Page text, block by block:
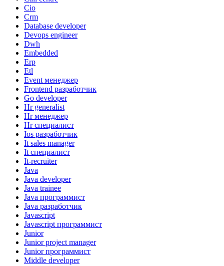
Cio
Crm
Database developer
Devops engineer
Dwh
Embedded
Erp
Etl
Event менеджер
Frontend разработчик
Go developer
Hr generalist
Hr менеджер
Hr специалист
Ios разработчик
It sales manager
It специалист
It-recruiter
Java
Java developer
Java trainee
Java программист
Java разработчик
Javascript
Javascript программист
Junior
Junior project manager
Junior программист
Middle developer